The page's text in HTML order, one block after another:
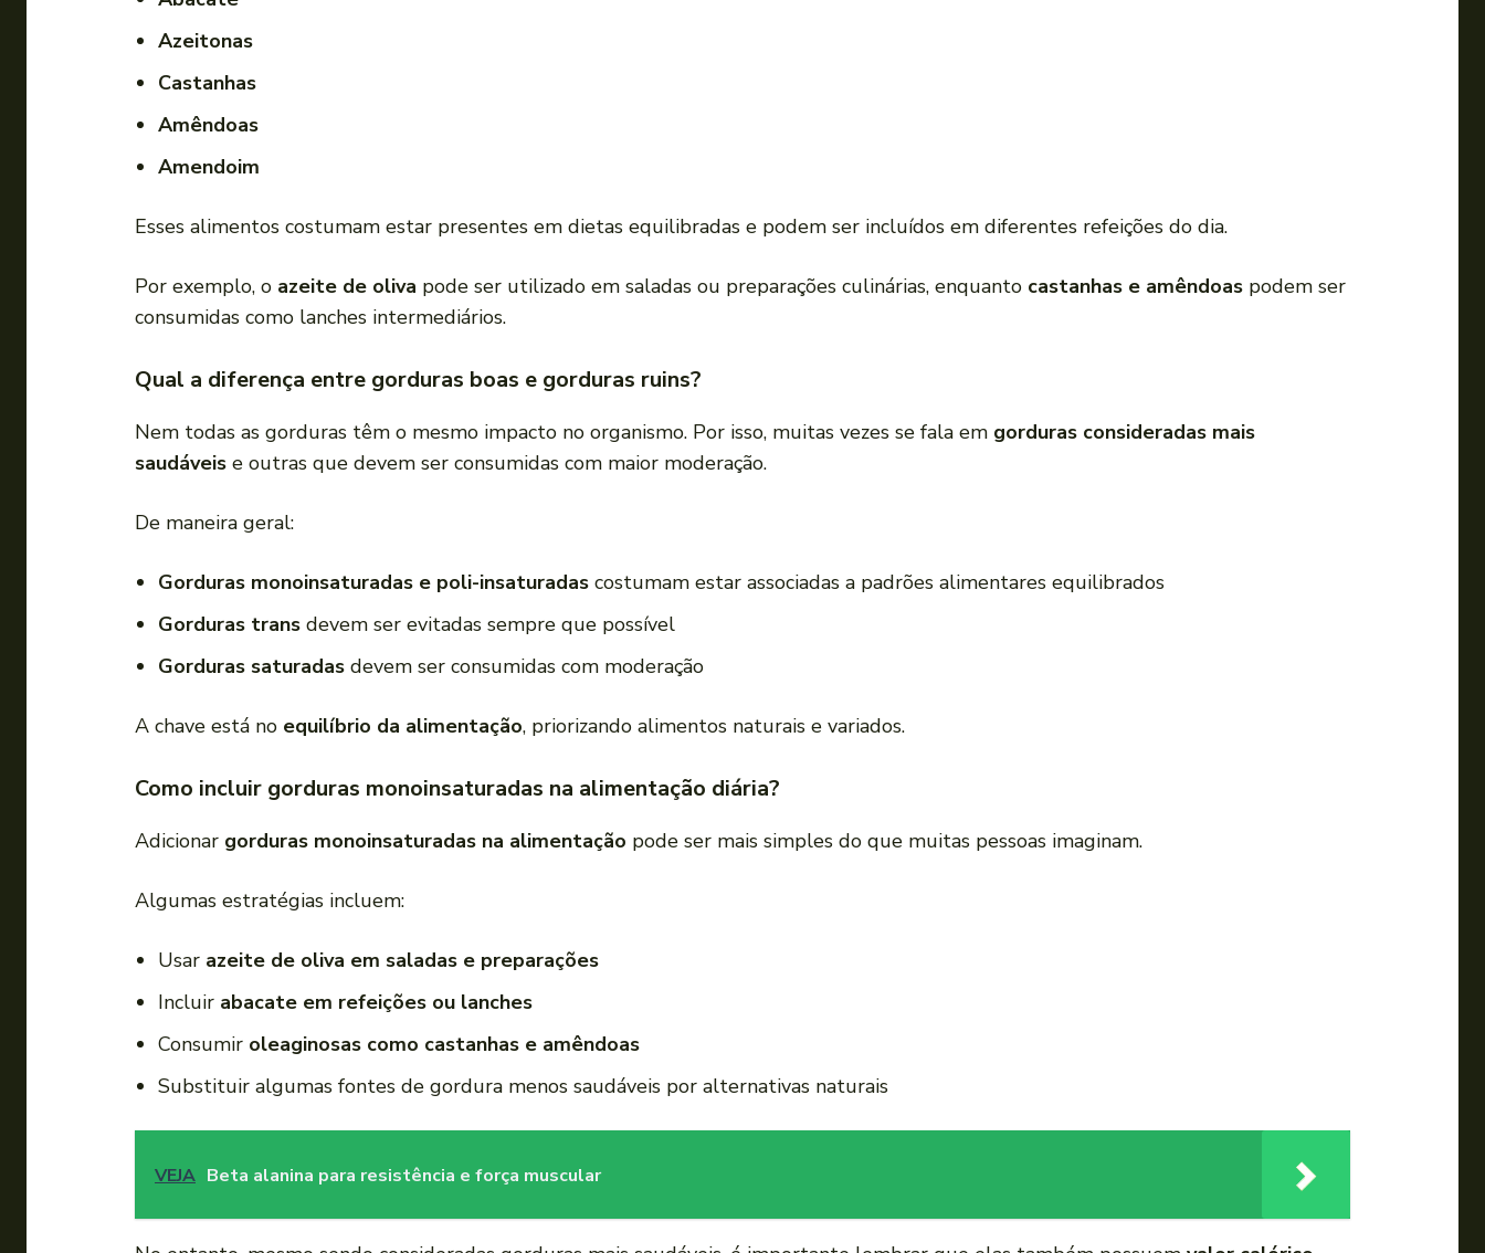
Azeitonas
Castanhas
Amêndoas
Amendoim
Esses alimentos costumam estar presentes em dietas equilibradas e podem ser incluídos em diferentes refeições do dia.
Por exemplo, o azeite de oliva pode ser utilizado em saladas ou preparações culinárias, enquanto castanhas e amêndoas podem ser
consumidas como lanches intermediários.
Qual a diferença entre gorduras boas e gorduras ruins?
Nem todas as gorduras têm o mesmo impacto no organismo. Por isso, muitas vezes se fala em gorduras consideradas mais
saudáveis e outras que devem ser consumidas com maior moderação.
De maneira geral:
Gorduras monoinsaturadas e poli-insaturadas costumam estar associadas a padrões alimentares equilibrados
Gorduras trans devem ser evitadas sempre que possível
Gorduras saturadas devem ser consumidas com moderação
A chave está no equilíbrio da alimentação, priorizando alimentos naturais e variados.
Como incluir gorduras monoinsaturadas na alimentação diária?
Adicionar gorduras monoinsaturadas na alimentação pode ser mais simples do que muitas pessoas imaginam.
Algumas estratégias incluem:
Usar azeite de oliva em saladas e preparações
Incluir abacate em refeições ou lanches
Consumir oleaginosas como castanhas e amêndoas
Substituir algumas fontes de gordura menos saudáveis por alternativas naturais
VEJA Beta alanina para resistência e força muscular